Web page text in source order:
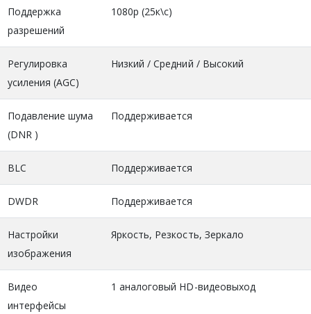
Поддержка
разрешений
1080p (25к\с)
Регулировка
усиления (AGC)
Низкий / Средний / Высокий
Подавление шума
(DNR )
Поддерживается
BLC Поддерживается
DWDR Поддерживается
Настройки
изображения
Яркость, Резкость, Зеркало
Видео
интерфейсы
1 аналоговый HD-видеовыход